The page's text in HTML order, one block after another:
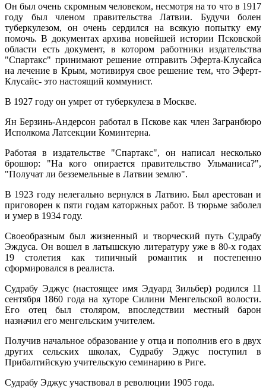
Он был очень скромным человеком, несмотря на то что в 1917
году был членом правительства Латвии. Будучи болен
туберкулезом, он очень сердился на всякую попытку ему
помочь. В документах архива новейшей истории Псковской
области есть документ, в котором работники издательства
"Спартакс" принимают решение отправить Эферта-Клусайса
на лечение в Крым, мотивируя свое решение тем, что Эферт-
Клусайс- это настоящий коммунист.
В 1927 году он умрет от туберкулеза в Москве.
Ян Берзинь-Андерсон работал в Пскове как член Загранбюро
Исполкома Латсекции Коминтерна.
Работая в издательстве "Спартакс", он написал несколько
брошюр: "На кого опирается правительство Ульманиса?",
"Получат ли безземельные в Латвии землю".
В 1923 году нелегально вернулся в Латвию. Был арестован и
приговорен к пяти годам каторжных работ. В тюрьме заболел
и умер в 1934 году.
Своеобразным был жизненный и творческий путь Судрабу
Эждуса. Он вошел в латышскую литературу уже в 80-х годах
19 столетия как типичный романтик и постепенно
сформировался в реалиста.
Судрабу Эджус (настоящее имя Эдуард Зильбер) родился 11
сентября 1860 года на хуторе Силини Менгельской волости.
Его отец был столяром, впоследствии местный барон
назначил его менгельским учителем.
Получив начальное образование у отца и пополнив его в двух
других сельских школах, Судрабу Эджус поступил в
Прибалтийскую учительскую семинарию в Риге.
Судрабу Эджус участвовал в революции 1905 года.